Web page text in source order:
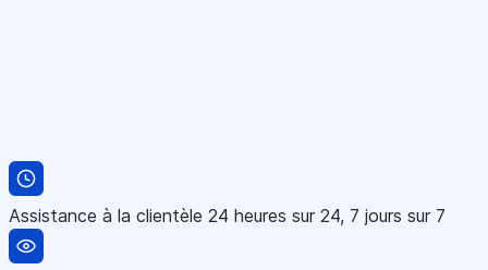
Assistance à la clientèle 24 heures sur 24, 7 jours sur 7